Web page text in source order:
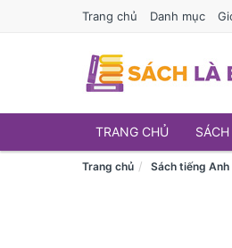
Trang chủ Danh mục
TRANG CHỦ
Trang chủ Sách tiếng Anh